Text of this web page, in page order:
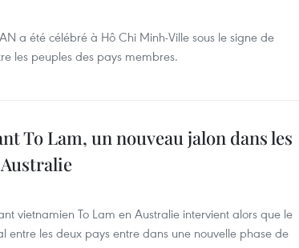
a été célébré à Hô Chi Minh-Ville sous le signe de
les peuples des pays membres.
To Lam, un nouveau jalon dans les
vietnamien To Lam en Australie intervient alors que le
entre les deux pays entre dans une nouvelle phase de